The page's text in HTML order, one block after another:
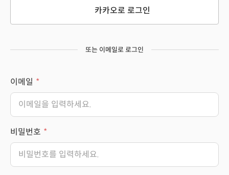
카카오로 로그인
또는 이메일로 로그인
이메일
비밀번호